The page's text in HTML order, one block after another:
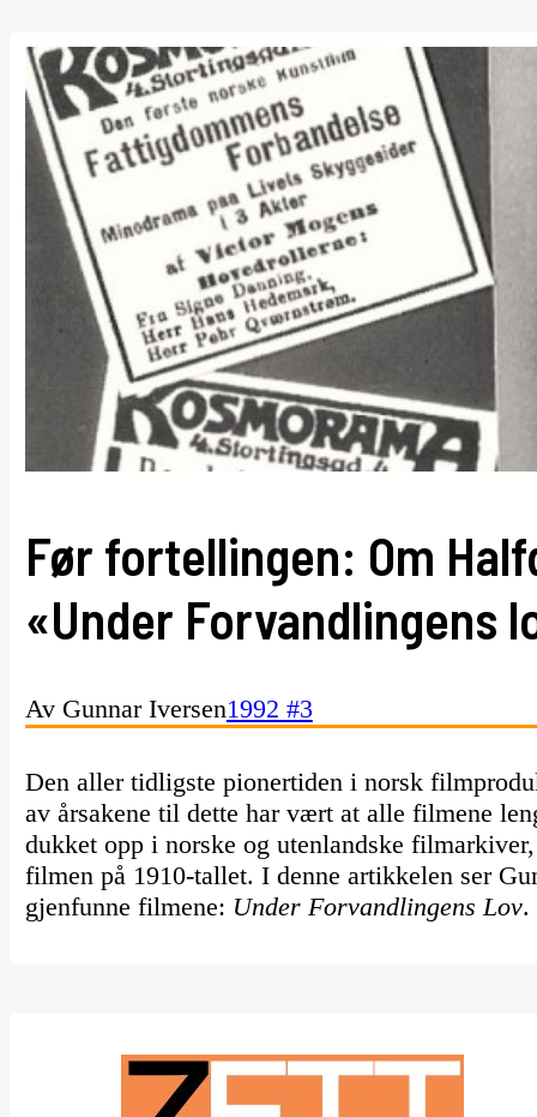
Før fortellingen: Om
«Under Forvandlingens
Av Gunnar Iversen1992 #3
Den aller tidligste pionertiden i norsk
av årsakene til dette har vært at alle filmene
dukket opp i norske og utenlandske
filmen på 1910-tallet. I denne artikkelen ser
gjenfunne filmene: Under Forvandlingens Lov.